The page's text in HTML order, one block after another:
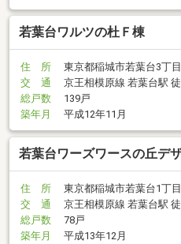
若葉台ワルツの杜Ｆ棟
住 所
東京都稲城市若葉台3丁
交 通
京王相模原線 若葉台駅
総戸数
139戸
築年月
平成12年11月
若葉台ワーズワースの丘デ
住 所
東京都稲城市若葉台1丁
交 通
京王相模原線 若葉台駅
総戸数
78戸
築年月
平成13年12月